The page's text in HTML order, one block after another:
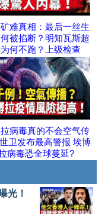
难真相：最后一丝生
被掐断？明知瓦斯超
何不跑？上级检查
病毒真的不会空气传
卫发布最高警报 埃博
病毒恐全球蔓延?
光！